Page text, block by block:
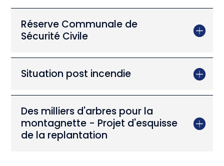
Réserve Communale de
Sécurité Civile
Situation post incendie
Des milliers d'arbres pour la
montagnette - Projet d'esquisse
de la replantation